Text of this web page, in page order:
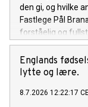
den gi, og hvilke
Fastlege Pål
forståelig og
Samtidig blir
målrettede
med begynnende
Englands
lytte og lære.
8.7.2026 12:22:17